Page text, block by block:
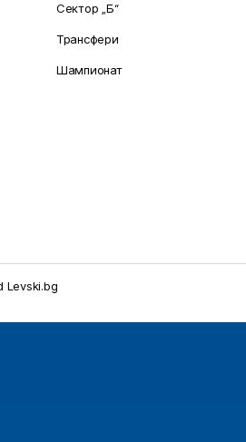
Сектор „Б“
Трансфери
Шампионат
Levski.bg